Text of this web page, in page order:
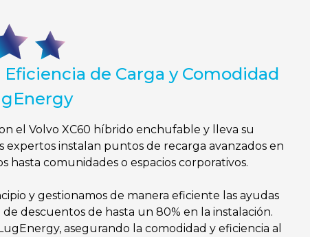
de Carga y Comodidad
el Volvo XC60 híbrido enchufable y lleva su
instalan puntos de recarga avanzados en
hasta comunidades o espacios corporativos.
y gestionamos de manera eficiente las ayudas
descuentos de hasta un 80% en la instalación.
asegurando la comodidad y eficiencia al